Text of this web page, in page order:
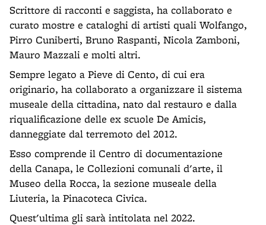
Scrittore di racconti e saggista, ha collaborato e
curato mostre e cataloghi di artisti quali Wolfango,
Pirro Cuniberti, Bruno Raspanti, Nicola Zamboni,
Mauro Mazzali e molti altri.
Sempre legato a Pieve di Cento, di cui era
originario, ha collaborato a organizzare il sistema
museale della cittadina, nato dal restauro e dalla
riqualificazione delle ex scuole De Amicis,
danneggiate dal terremoto del 2012.
Esso comprende il Centro di documentazione
della Canapa, le Collezioni comunali d'arte, il
Museo della Rocca, la sezione museale della
Liuteria, la Pinacoteca Civica.
Quest'ultima gli sarà intitolata nel 2022.